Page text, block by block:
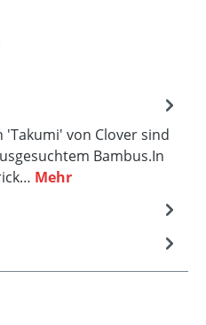
von Clover sind
Bambus.In
Mehr